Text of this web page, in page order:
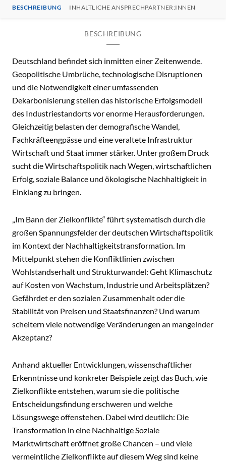
BESCHREIBUNG INHALTLICHE ANSPRECHPARTNER:INNEN
BESCHREIBUNG
Deutschland befindet sich inmitten einer Zeitenwende.
Geopolitische Umbrüche, technologische Disruptionen
und die Notwendigkeit einer umfassenden
Dekarbonisierung stellen das historische Erfolgsmodell
des Industriestandorts vor enorme Herausforderungen.
Gleichzeitig belasten der demografische Wandel,
Fachkräfteengpässe und eine veraltete Infrastruktur
Wirtschaft und Staat immer stärker. Unter großem Druck
sucht die Wirtschaftspolitik nach Wegen, wirtschaftlichen
Erfolg, soziale Balance und ökologische Nachhaltigkeit in
Einklang zu bringen.
„Im Bann der Zielkonflikte“ führt systematisch durch die
großen Spannungsfelder der deutschen Wirtschaftspolitik
im Kontext der Nachhaltigkeitstransformation. Im
Mittelpunkt stehen die Konfliktlinien zwischen
Wohlstandserhalt und Strukturwandel: Geht Klimaschutz
auf Kosten von Wachstum, Industrie und Arbeitsplätzen?
Gefährdet er den sozialen Zusammenhalt oder die
Stabilität von Preisen und Staatsfinanzen? Und warum
scheitern viele notwendige Veränderungen an mangelnder
Akzeptanz?
Anhand aktueller Entwicklungen, wissenschaftlicher
Erkenntnisse und konkreter Beispiele zeigt das Buch, wie
Zielkonflikte entstehen, warum sie die politische
Entscheidungsfindung erschweren und welche
Lösungswege offenstehen. Dabei wird deutlich: Die
Transformation in eine Nachhaltige Soziale
Marktwirtschaft eröffnet große Chancen – und viele
vermeintliche Zielkonflikte auf diesem Weg sind keine